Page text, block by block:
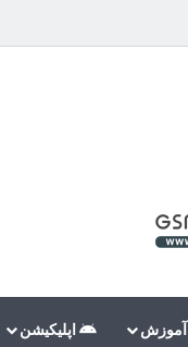
آموزش اپلیکیشن